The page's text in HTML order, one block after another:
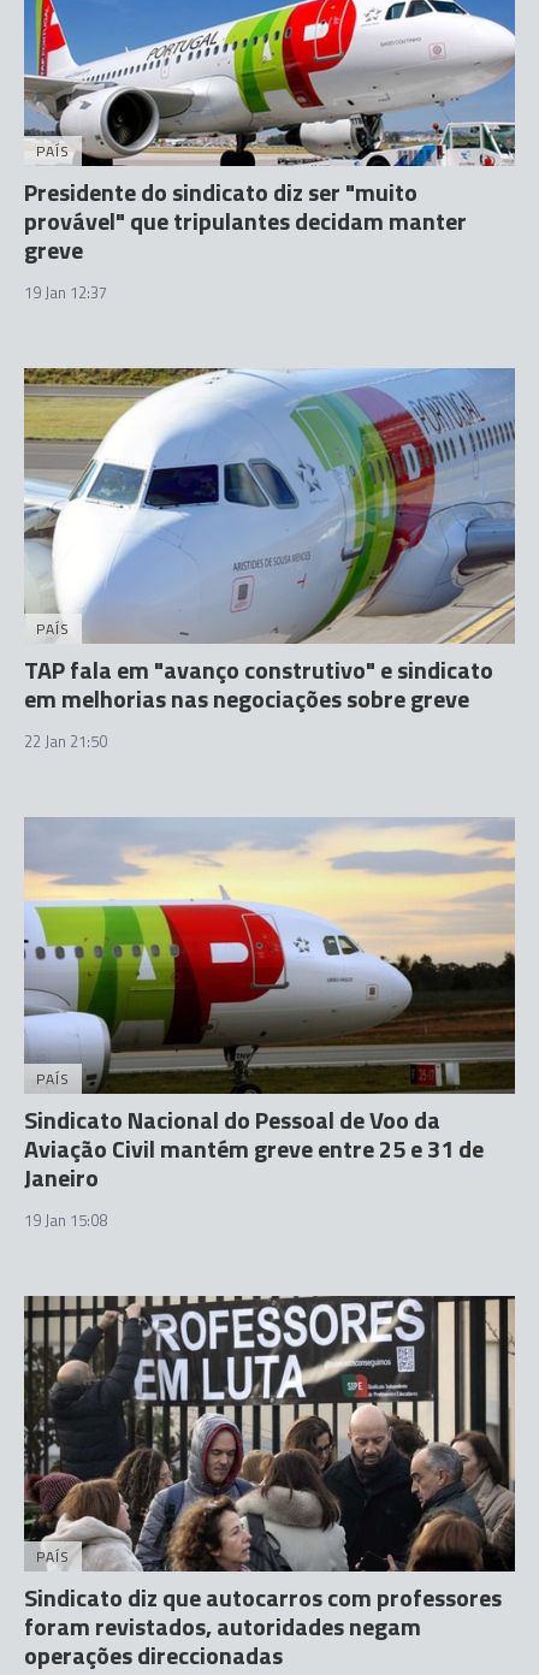
PAÍS
Presidente do sindicato diz ser "muito
provável" que tripulantes decidam manter
greve
19 Jan 12:37
PAÍS
TAP fala em "avanço construtivo" e sindicato
em melhorias nas negociações sobre greve
22 Jan 21:50
PAÍS
Sindicato Nacional do Pessoal de Voo da
Aviação Civil mantém greve entre 25 e 31 de
Janeiro
19 Jan 15:08
PAÍS
Sindicato diz que autocarros com professores
foram revistados, autoridades negam
operações direccionadas